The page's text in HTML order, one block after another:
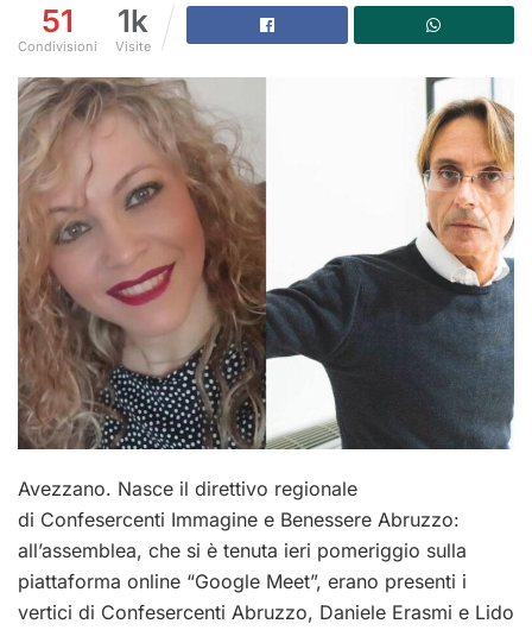
51
Condivisioni
1k
Visite
Avezzano. Nasce il direttivo regionale
di Confesercenti Immagine e Benessere Abruzzo:
all’assemblea, che si è tenuta ieri pomeriggio sulla
piattaforma online “Google Meet”, erano presenti i
vertici di Confesercenti Abruzzo, Daniele Erasmi e Lido